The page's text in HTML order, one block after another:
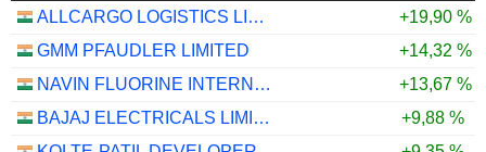
ALLCARGO LOGISTICS LIMITED
+19,90 %
GMM PFAUDLER LIMITED
+14,32 %
NAVIN FLUORINE INTERNATIONAL LIMITED
+13,67 %
BAJAJ ELECTRICALS LIMITED
+9,88 %